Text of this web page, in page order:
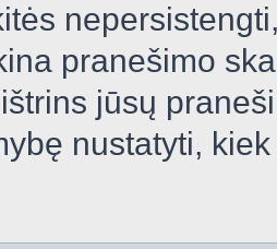
pranešimo
jūsų
nustatyti,